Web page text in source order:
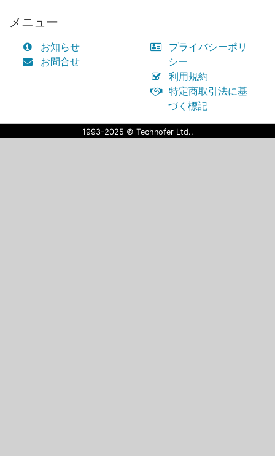
メニュー
お知らせ
お問合せ
プライバシーポリ
シー
利用規約
特定商取引法に基
づく標記
1993-2025 © Technofer Ltd.,